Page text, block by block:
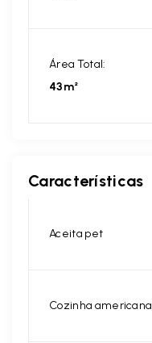
Área Total:
43m²
Características
Aceita pet
Cozinha americana